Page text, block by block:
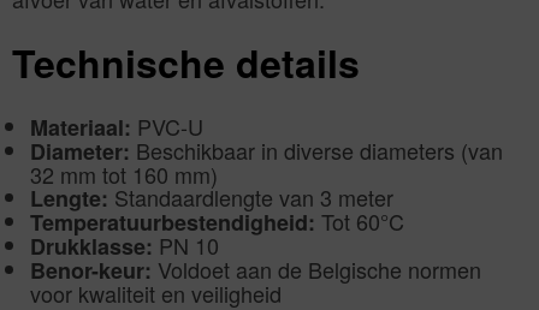
Technische details
Materiaal: PVC-U
Diameter: Beschikbaar in diverse diameters (van
32 mm tot 160 mm)
Lengte: Standaardlengte van 3 meter
Temperatuurbestendigheid: Tot 60°C
Drukklasse: PN 10
Benor-keur: Voldoet aan de Belgische normen
voor kwaliteit en veiligheid